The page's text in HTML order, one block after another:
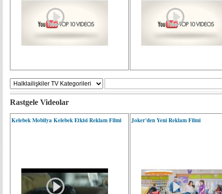
Rastgele Videolar
Kelebek Mobilya Kelebek Etkisi Reklam Filmi Joker'den Yeni Reklam Filmi